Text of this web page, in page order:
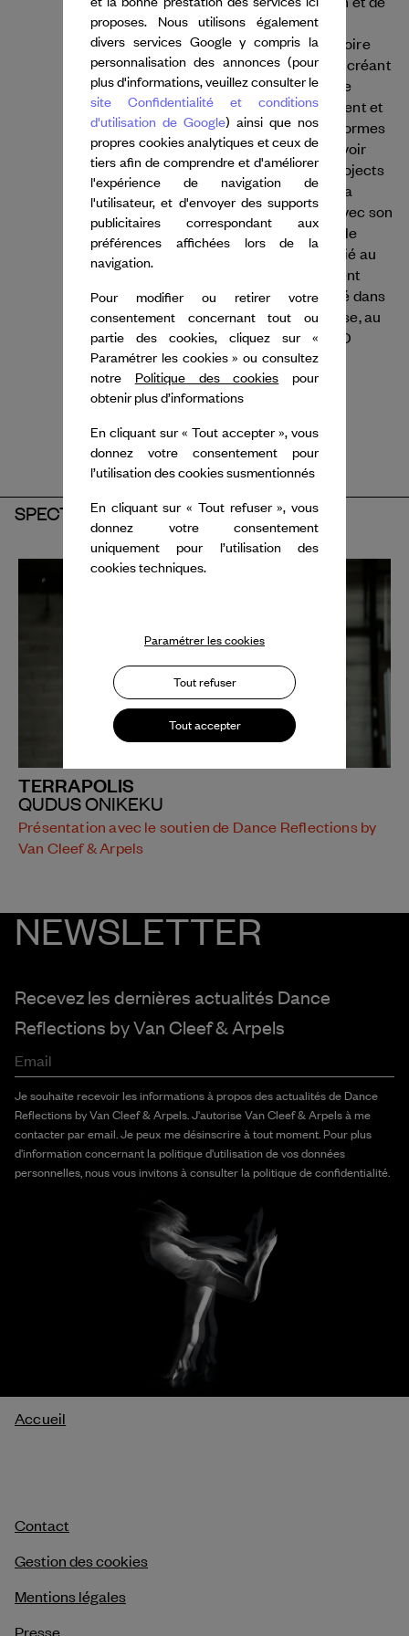
l'organisation communautaire. Son travail
explore les mouvements du corps, la mémoire
kinesthésique et les pratiques novatrices, créant
des spectacles qui ne reposent pas sur une
approche eurocentrique, mais qui respectent et
mettent en avant la culture yoruba et les formes
de danse de la diaspora africaine. Après avoir
étudié en France en 2009, il a fondé YK Projects
à Paris, réalisant des œuvres saluées par la
critique. En 2014, il est retourné à Lagos avec son
partenaire Haji. Ensemble, ils ont cofondé le
QDance Center, un incubateur créatif dédié au
développement artistique et à l'engagement
communautaire. Son travail a été présenté dans
59 pays, notamment à la Biennale de Venise, au
Festival d'Avignon, à Romaeuropa et à TED
Global.
SPECTACLE
TERRAPOLIS
QUDUS ONIKEKU
Présentation avec le soutien de Dance Reflections by
Van Cleef & Arpels
NEWSLETTER
Recevez les dernières actualités Dance
Reflections byVan Cleef & Arpels
Email
Je souhaite recevoir les informations à propos des actualités de Dance
Reflections by Van Cleef & Arpels. J'autorise Van Cleef & Arpels à me
contacter par email. Je peux me désinscrire à tout moment. Pour plus
d'information concernant la politique d'utilisation de vos données
personnelles, nous vous invitons à consulter la politique de confidentialité.
Fil
Accueil
Contact
Gestion des cookies
Mentions légales
Presse
proposes. Nous utilisons également
divers services Google y compris la
personnalisation des annonces (pour
plus d'informations, veuillez consulter le
site Confidentialité et conditions
d'utilisation de Google) ainsi que nos
propres cookies analytiques et ceux de
tiers afin de comprendre et d'améliorer
l'expérience de navigation de
l'utilisateur, et d'envoyer des supports
publicitaires correspondant aux
préférences affichées lors de la
navigation.
Pour modifier ou retirer votre
consentement concernant tout ou
partie des cookies, cliquez sur «
Paramétrer les cookies » ou consultez
notre Politique des cookies pour
obtenir plus d’informations
En cliquant sur « Tout accepter », vous
donnez votre consentement pour
l’utilisation des cookies susmentionnés
En cliquant sur « Tout refuser », vous
donnez votre consentement
uniquement pour l’utilisation des
cookies techniques.
Paramétrer les cookies
Tout refuser
Tout accepter